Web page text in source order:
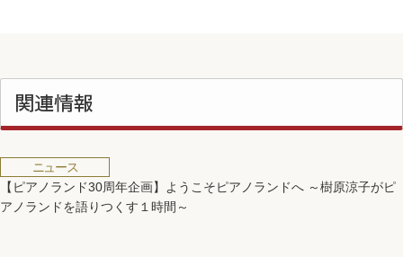
関連情報
ニュース
【ピアノランド30周年企画】ようこそピアノランドへ ～樹原涼子がピ
アノランドを語りつくす１時間～